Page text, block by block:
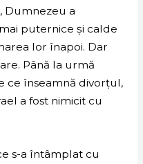
Dumnezeu a
puternice și calde
lor înapoi. Dar
Până la urmă
ce înseamnă divorțul,
a fost nimicit cu
s-a întâmplat cu